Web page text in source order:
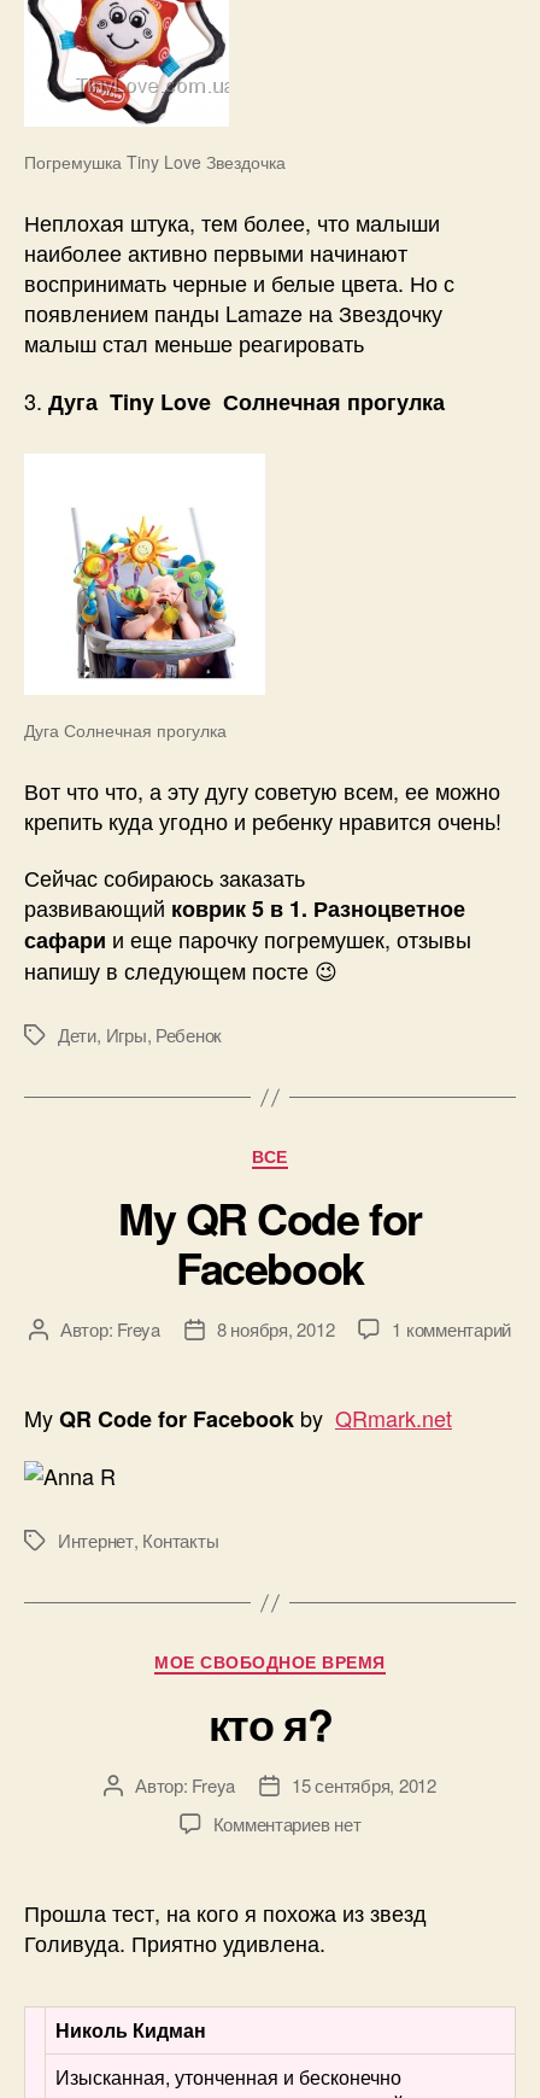
Погремушка Tiny Love Звездочка
Неплохая штука, тем более, что малыши
наиболее активно первыми начинают
воспринимать черные и белые цвета. Но с
появлением панды Lamaze на Звездочку
малыш стал меньше реагировать
3. Дуга Tiny Love Солнечная прогулка
Дуга Солнечная прогулка
Вот что что, а эту дугу советую всем, ее можно
крепить куда угодно и ребенку нравится очень!
Сейчас собираюсь заказать
развивающий коврик 5 в 1. Разноцветное
сафари и еще парочку погремушек, отзывы
напишу в следующем посте 😉
МеткиДети, Игры, Ребенок
Рубрики
ВСЕ
My QR Code for
Facebook
АвторАвтор: Freya
Дата8 ноября, 2012 1 комментарийк
MyQR Code for Facebook by QRmark.net
МеткиИнтернет, Контакты
Рубрики
МОЕ СВОБОДНОЕ ВРЕМЯ
кто я?
АвторАвтор: Freya
Дата15 сентября, 2012
Комментариевк
нет
Прошла тест, на кого я похожа из звезд
Голивуда. Приятно удивлена.
Николь Кидман
Изысканная, утонченная и бесконечно